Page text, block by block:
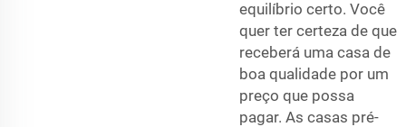
equilíbrio certo. Você
quer ter certeza de que
receberá uma casa de
boa qualidade por um
preço que possa
pagar. As casas pré-